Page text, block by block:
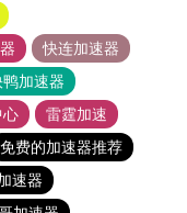
快连加速器
鸭加速器
心
雷霆加速
免费的加速器推荐
速器